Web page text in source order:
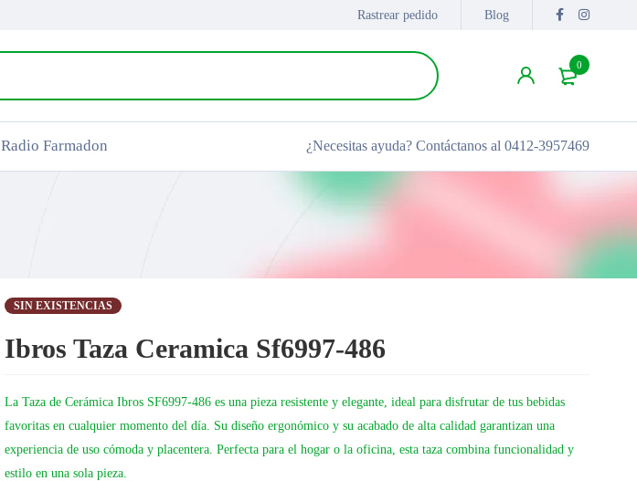
Rastrear pedido Blog
0
Radio Farmadon ¿Necesitas ayuda? Contáctanos al 0412-3957469
SIN EXISTENCIAS
Ibros Taza Ceramica Sf6997-486
La Taza de Cerámica Ibros SF6997-486 es una pieza resistente y elegante, ideal para disfrutar de tus bebidas
favoritas en cualquier momento del día. Su diseño ergonómico y su acabado de alta calidad garantizan una
experiencia de uso cómoda y placentera. Perfecta para el hogar o la oficina, esta taza combina funcionalidad y
estilo en una sola pieza.